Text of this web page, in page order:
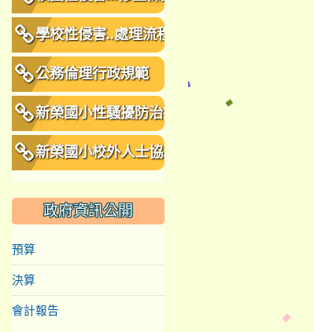
學校性侵害..處理流程
公務倫理行政規範
新榮國小性騷擾防治措
施、申訴及懲戒規範
新榮國小校外人士協助
政府資訊公開
預算
決算
會計報告